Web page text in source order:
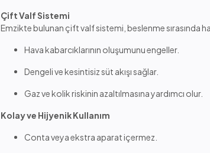
Çift Valf Sistemi
Emzikte bulunan çift valf sistemi, beslenme sırasında
Hava kabarcıklarının oluşumunu engeller.
Dengeli ve kesintisiz süt akışı sağlar.
Gaz ve kolik riskinin azaltılmasına yardımcı olur.
Kolay ve Hijyenik Kullanım
Conta veya ekstra aparat içermez.